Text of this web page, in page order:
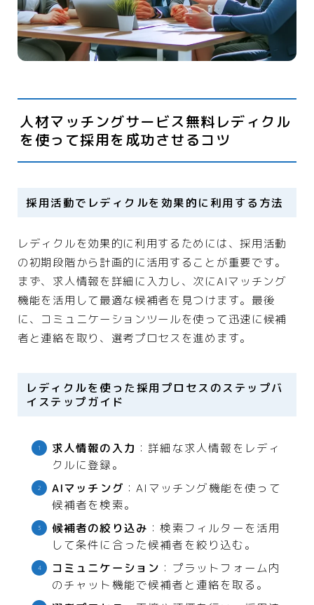
人材マッチングサービス無料レディクル
を使って採用を成功させるコツ
採用活動でレディクルを効果的に利用する方法
レディクルを効果的に利用するためには、採用活動
の初期段階から計画的に活用することが重要です。
まず、求人情報を詳細に入力し、次にAIマッチング
機能を活用して最適な候補者を見つけます。最後
に、コミュニケーションツールを使って迅速に候補
者と連絡を取り、選考プロセスを進めます。
レディクルを使った採用プロセスのステップバ
イステップガイド
求人情報の入力 ：詳細な求人情報をレディ
クルに登録。
AIマッチング ：AIマッチング機能を使って
候補者を検索。
候補者の絞り込み ：検索フィルターを活用
して条件に合った候補者を絞り込む。
コミュニケーション ：プラットフォーム内
のチャット機能で候補者と連絡を取る。